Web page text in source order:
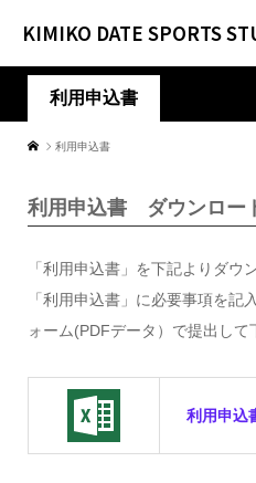
KIMIKO DATE SPORTS
利用申込書
利用申込書
利用申込書 ダウンロー
「利用申込書」を下記よりダウ
「利用申込書」に必要事項を記
ォーム(PDFデータ）で提出して
利用申込